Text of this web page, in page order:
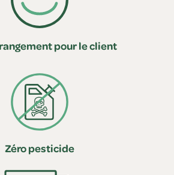
pour le client
Zéro pesticide